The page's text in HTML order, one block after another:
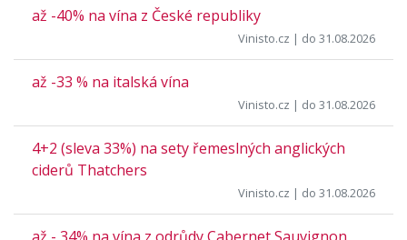
až -40% na vína z České republiky
Vinisto.cz | do 31.08.2026
až -33 % na italská vína
Vinisto.cz | do 31.08.2026
4+2 (sleva 33%) na sety řemeslných anglických
ciderů Thatchers
Vinisto.cz | do 31.08.2026